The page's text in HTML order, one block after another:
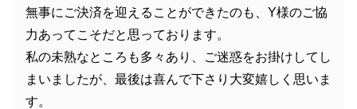
無事にご決済を迎えることができたのも、Y様のご協
力あってこそだと思っております。
私の未熟なところも多々あり、ご迷惑をお掛けしてし
まいましたが、最後は喜んで下さり大変嬉しく思いま
す。